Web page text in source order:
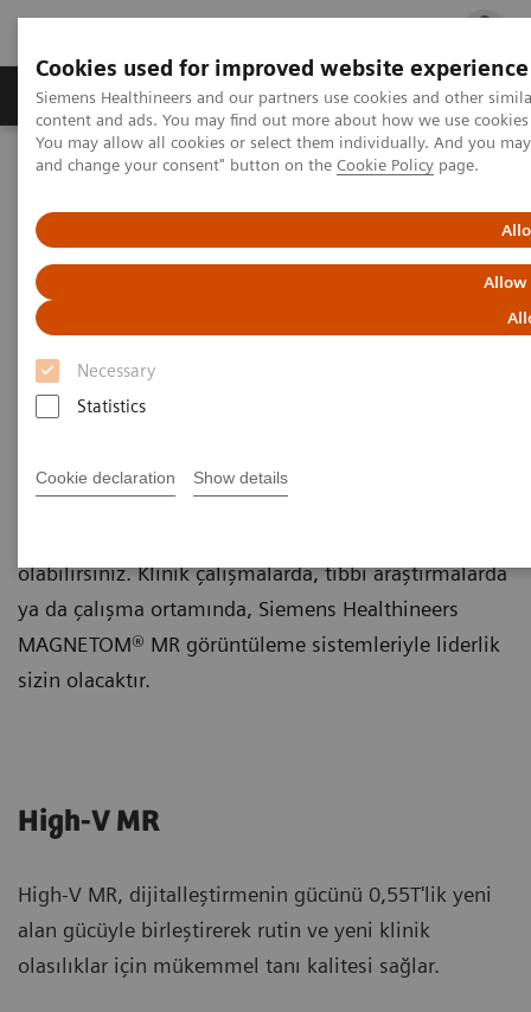
Cookies used for improved website experience
Siemens Healthineers and our partners use cookies and other
content and ads. You may find out more about how we use
You may allow all cookies or select them individually. And you
and change your consent" button on the Cookie Policy page.
Allow
Necessary
Statistics
Cookie declaration Show details
Ürün ve Hizmetler Öne Çıkanlar Sağlık
Siemens Healthineers Türkiye
Tıbbi Görüntüleme
Manyetik Rezonans
Görüntüleme / MR
MAGNETOM ile liderlik. MR görüntüleme için
kusursuz portföy.
MR görüntülemeyi yeni kullanmaya başlıyor ya da
olabilirsiniz. Klinik çalışmalarda, tıbbi araştırmalarda
ya da çalışma ortamında, Siemens Healthineers
MAGNETOM® MR görüntüleme sistemleriyle liderlik
sizin olacaktır.
High-V MR
High-V MR, dijitalleştirmenin gücünü 0,55T'lik yeni
alan gücüyle birleştirerek rutin ve yeni klinik
olasılıklar için mükemmel tanı kalitesi sağlar.